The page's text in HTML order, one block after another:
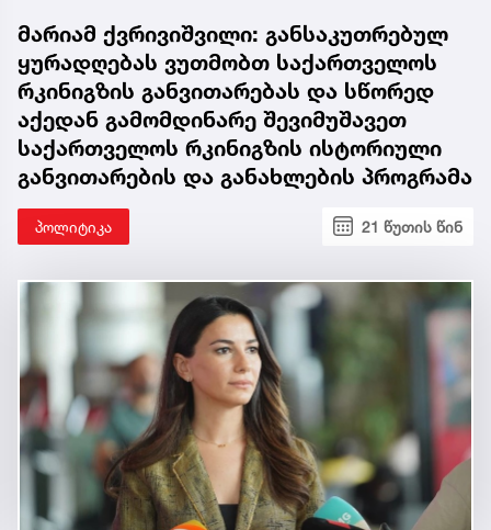
მარიამ ქვრივიშვილი: განსაკუთრებულ
ყურადღებას ვუთმობთ საქართველოს
რკინიგზის განვითარებას და სწორედ
აქედან გამომდინარე შევიმუშავეთ
საქართველოს რკინიგზის ისტორიული
განვითარების და განახლების პროგრამა
პოლიტიკა 21 წუთის წინ